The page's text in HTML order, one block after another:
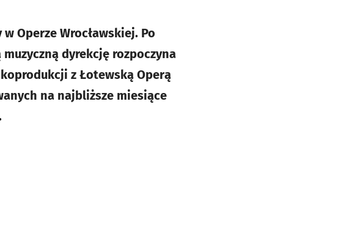
Operze Wrocławskiej. Po
dyrekcję rozpoczyna
z Łotewską Operą
na najbliższe miesiące